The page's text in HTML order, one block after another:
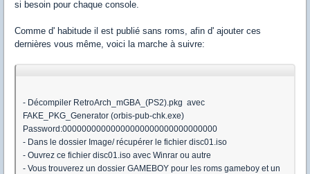
si besoin pour chaque console.
Comme d' habitude il est publié sans roms, afin d' ajouter ces
dernières vous même, voici la marche à suivre:
- Décompiler RetroArch_mGBA_(PS2).pkg avec
FAKE_PKG_Generator (orbis-pub-chk.exe)
Password:00000000000000000000000000000000
- Dans le dossier Image/ récupérer le fichier disc01.iso
- Ouvrez ce fichier disc01.iso avec Winrar ou autre
- Vous trouverez un dossier GAMEBOY pour les roms gameboy et un